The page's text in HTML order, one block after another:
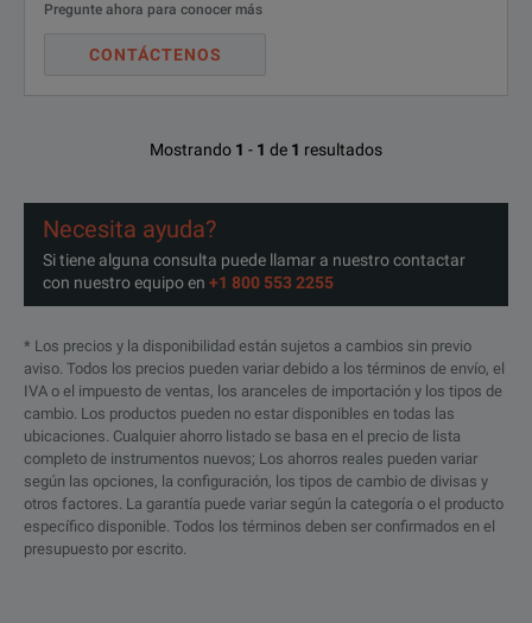
Pregunte ahora para conocer más
CONTÁCTENOS
Mostrando 1 - 1 de 1 resultados
Necesita ayuda?
Si tiene alguna consulta puede llamar a nuestro contactar
con nuestro equipo en +1 800 553 2255
* Los precios y la disponibilidad están sujetos a cambios sin previo
aviso. Todos los precios pueden variar debido a los términos de envío, el
IVA o el impuesto de ventas, los aranceles de importación y los tipos de
cambio. Los productos pueden no estar disponibles en todas las
ubicaciones. Cualquier ahorro listado se basa en el precio de lista
completo de instrumentos nuevos; Los ahorros reales pueden variar
según las opciones, la configuración, los tipos de cambio de divisas y
otros factores. La garantía puede variar según la categoría o el producto
específico disponible. Todos los términos deben ser confirmados en el
presupuesto por escrito.